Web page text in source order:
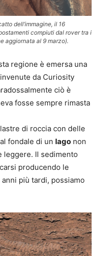
dell’immagine, il 16
compiuti dal rover tra i
aggiornata al 9 marzo).
regione è emersa una
da Curiosity
ciò è
fosse sempre rimasta
di roccia con delle
fondale di un lago non
leggere. Il sedimento
producendo le
più tardi, possiamo